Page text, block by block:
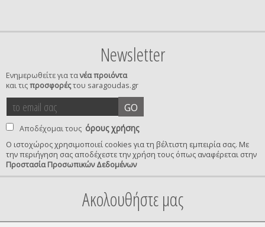
Newsletter
Ενημερωθείτε για τανέα προιόντα
και τιςπροσφορέςτου saragoudas.gr
το
email
σας
GO
Αποδέχομαι τους όρους χρήσης
Ο ιστοχώρος χρησιμοποιεί cookies για τη βέλτιστη εμπειρία σας. Με
την περιήγηση σας αποδέχεστε την χρήση τους όπως αναφέρεται στην
Προστασία Προσωπικών Δεδομένων
confirmation
Ακολουθήστε μας